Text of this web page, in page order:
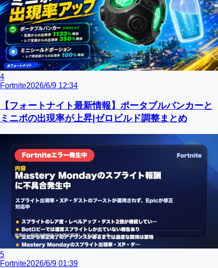
4
Fortnite2026/6/9 12:34
【フォートナイト最新情報】ポータブルバンカーと
ミニポの出現率が上昇|ゼロビルド調整まとめ
5
Fortnite2026/6/9 01:39